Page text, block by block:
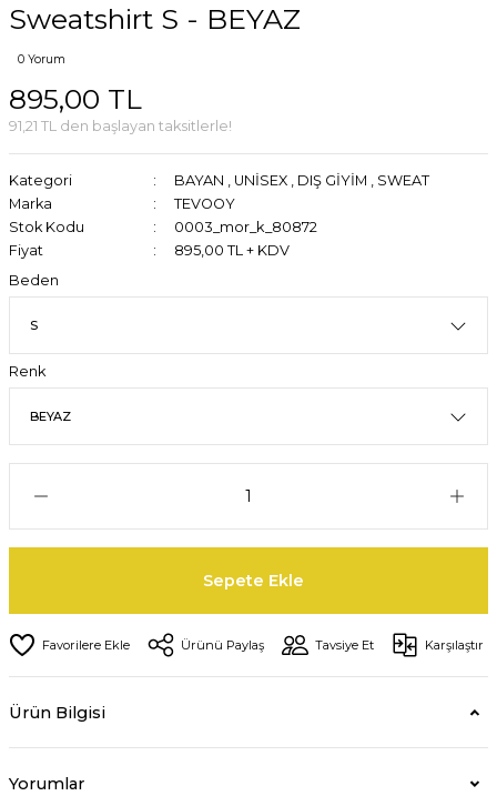
Sweatshirt S - BEYAZ
0 Yorum
895,00 TL
91,21 TL den başlayan taksitlerle!
Kategori BAYAN , UNİSEX , DIŞ GİYİM , SWEAT
Marka
TEVOOY
Stok Kodu
0003_mor_k_80872
Fiyat
895,00 TL + KDV
Beden
Renk
Sepete Ekle
Ürünü Paylaş Tavsiye Et Karşılaştır
Ürün Bilgisi
Yorumlar